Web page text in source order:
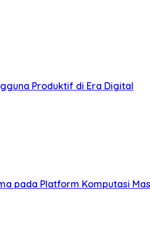
Produktif di Era Digital
pada Platform Komputasi